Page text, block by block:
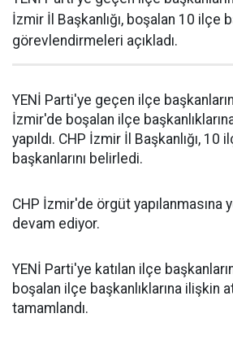
İzmir İl Başkanlığı, boşalan 10 ilçe
görevlendirmeleri açıkladı.
YENİ Parti'ye geçen ilçe
İzmir'de boşalan ilçe
yapıldı. CHP İzmir İl Başkanlığı, 10
başkanlarını belirledi.
CHP İzmir'de örgüt yapılanmasına
devam ediyor.
YENİ Parti'ye katılan ilçe
boşalan ilçe başkanlıklarına ilişkin
tamamlandı.